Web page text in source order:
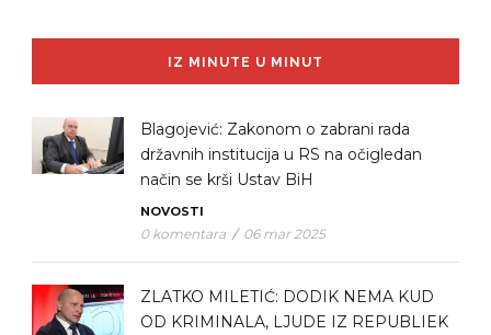
IZ MINUTE U MINUT
Blagojević: Zakonom o zabrani rada
državnih institucija u RS na očigledan
način se krši Ustav BiH
NOVOSTI
0 komentara / 06 mar 2025
ZLATKO MILETIĆ: DODIK NEMA KUD
OD KRIMINALA, LJUDE IZ REPUBLIEK